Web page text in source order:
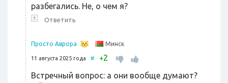
разбегались. Не, о чем я?
↑ Ответить
Просто Аврора Минск
11 августа 2025 года # +2
Встречный вопрос: а они вообще думают?